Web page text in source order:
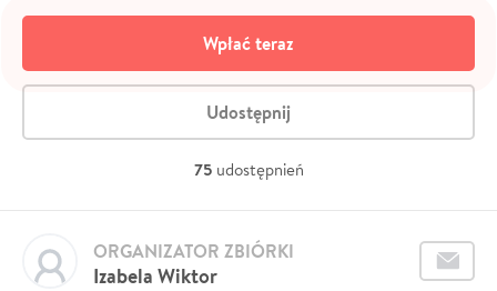
Wpłać teraz
Udostępnij
75 udostępnień
Izabela Wiktor
ORGANIZATOR ZBIÓRKI